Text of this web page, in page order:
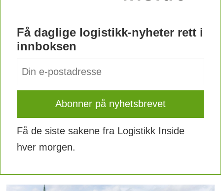
Få daglige logistikk-nyheter rett i
innboksen
Få de siste sakene fra Logistikk Inside
hver morgen.